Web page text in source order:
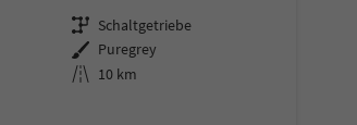
Getriebe Schaltgetriebe
Außenfarbe Puregrey
Kilometerstand 10 km